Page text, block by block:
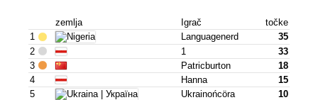
zemlja Igrač
točke
1
Languagenerd
35
2
1
33
3
Patricburton
18
4
Hanna
15
5
Ukrainońcöra
10